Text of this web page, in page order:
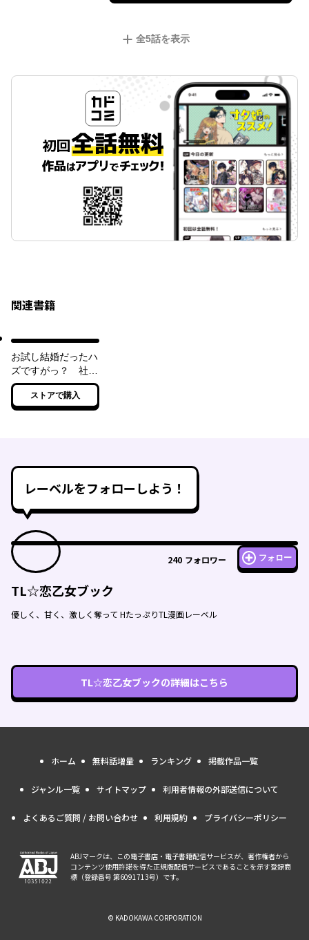
全5話を表示
関連書籍
お試し結婚だったハ
ズですがっ？ 社長
がダンナになったら
意外と肉食だった件
【特典ＳＳ付き】
ストアで購入
レーベルをフォローしよう！
240 フォロワー フォロー
TL☆恋乙女ブック
優しく、甘く、激しく奪って HたっぷりTL漫画レーベル
TL☆恋乙女ブックの詳細はこちら
ホーム 無料話増量 ランキング 掲載作品一覧
ジャンル一覧 サイトマップ 利用者情報の外部送信について
よくあるご質問 / お問い合わせ 利用規約 プライバシーポリシー
ABJマークは、この電子書店・電子書籍配信サービスが、著作権者から
コンテンツ使用許諾を得た正規版配信サービスであることを示す登録商
標（登録番号 第6091713号）です。
© KADOKAWA CORPORATION